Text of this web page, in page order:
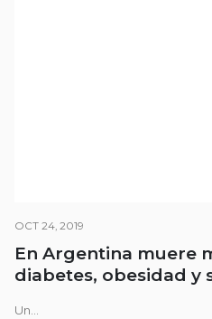
OCT 24, 2019
En Argentina muere
diabetes, obesidad y
Un...